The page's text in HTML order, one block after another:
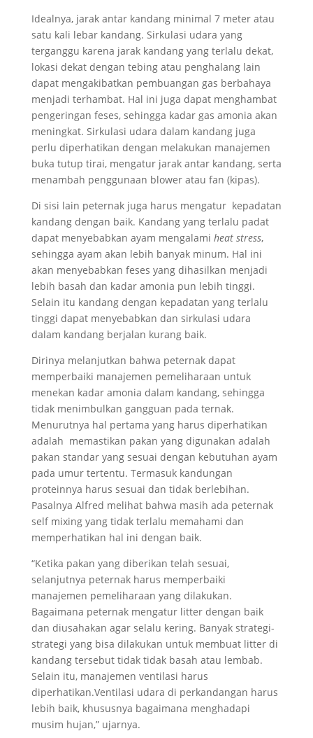
Idealnya, jarak antar kandang minimal 7 meter atau
satu kali lebar kandang. Sirkulasi udara yang
terganggu karena jarak kandang yang terlalu dekat,
lokasi dekat dengan tebing atau penghalang lain
dapat mengakibatkan pembuangan gas berbahaya
menjadi terhambat. Hal ini juga dapat menghambat
pengeringan feses, sehingga kadar gas amonia akan
meningkat. Sirkulasi udara dalam kandang juga
perlu diperhatikan dengan melakukan manajemen
buka tutup tirai, mengatur jarak antar kandang, serta
menambah penggunaan blower atau fan (kipas).
Di sisi lain peternak juga harus mengatur kepadatan
kandang dengan baik. Kandang yang terlalu padat
dapat menyebabkan ayam mengalami heat stress,
sehingga ayam akan lebih banyak minum. Hal ini
akan menyebabkan feses yang dihasilkan menjadi
lebih basah dan kadar amonia pun lebih tinggi.
Selain itu kandang dengan kepadatan yang terlalu
tinggi dapat menyebabkan dan sirkulasi udara
dalam kandang berjalan kurang baik.
Dirinya melanjutkan bahwa peternak dapat
memperbaiki manajemen pemeliharaan untuk
menekan kadar amonia dalam kandang, sehingga
tidak menimbulkan gangguan pada ternak.
Menurutnya hal pertama yang harus diperhatikan
adalah memastikan pakan yang digunakan adalah
pakan standar yang sesuai dengan kebutuhan ayam
pada umur tertentu. Termasuk kandungan
proteinnya harus sesuai dan tidak berlebihan.
Pasalnya Alfred melihat bahwa masih ada peternak
self mixing yang tidak terlalu memahami dan
memperhatikan hal ini dengan baik.
“Ketika pakan yang diberikan telah sesuai,
selanjutnya peternak harus memperbaiki
manajemen pemeliharaan yang dilakukan.
Bagaimana peternak mengatur litter dengan baik
dan diusahakan agar selalu kering. Banyak strategi-
strategi yang bisa dilakukan untuk membuat litter di
kandang tersebut tidak tidak basah atau lembab.
Selain itu, manajemen ventilasi harus
diperhatikan.Ventilasi udara di perkandangan harus
lebih baik, khususnya bagaimana menghadapi
musim hujan,” ujarnya.